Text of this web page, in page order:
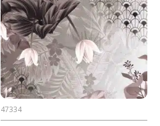
47334